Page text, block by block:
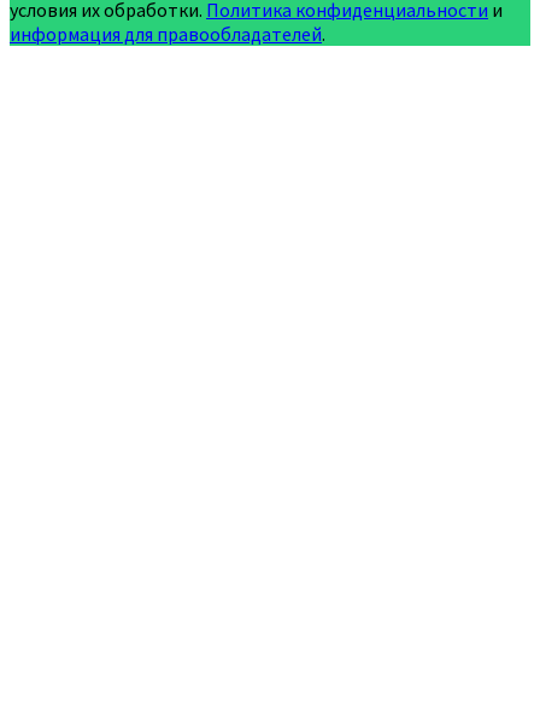
условия их обработки. Политика конфиденциальности и
информация для правообладателей.